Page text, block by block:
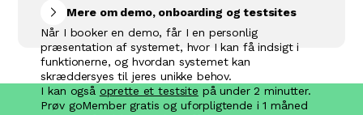
virkelig tæller – nemlig fællesskabet.
Mere om demo, onboarding og testsites
Når I booker en demo, får I en personlig
præsentation af systemet, hvor I kan få indsigt i
funktionerne, og hvordan systemet kan
skræddersyes til jeres unikke behov.
I kan også oprette et testsite på under 2 minutter.
Prøv goMember gratis og uforpligtende i 1 måned